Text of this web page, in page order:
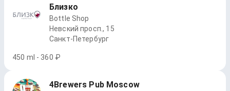
Близко
Bottle Shop
Невский просп., 15
Санкт-Петербург
450 ml - 360 ₽
4Brewers Pub Moscow